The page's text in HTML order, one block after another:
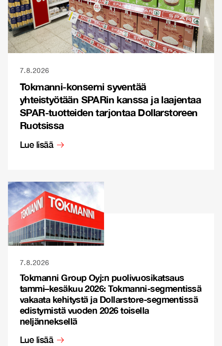
7.8.2026
Tokmanni-konserni syventää
yhteistyötään SPARin kanssa ja laajentaa
SPAR-tuotteiden tarjontaa Dollarstoreen
Ruotsissa
Lue lisää
7.8.2026
Tokmanni Group Oyj:n puolivuosikatsaus
tammi–kesäkuu 2026: Tokmanni-segmentissä
vakaata kehitystä ja Dollarstore-segmentissä
edistymistä vuoden 2026 toisella
neljänneksellä
Lue lisää